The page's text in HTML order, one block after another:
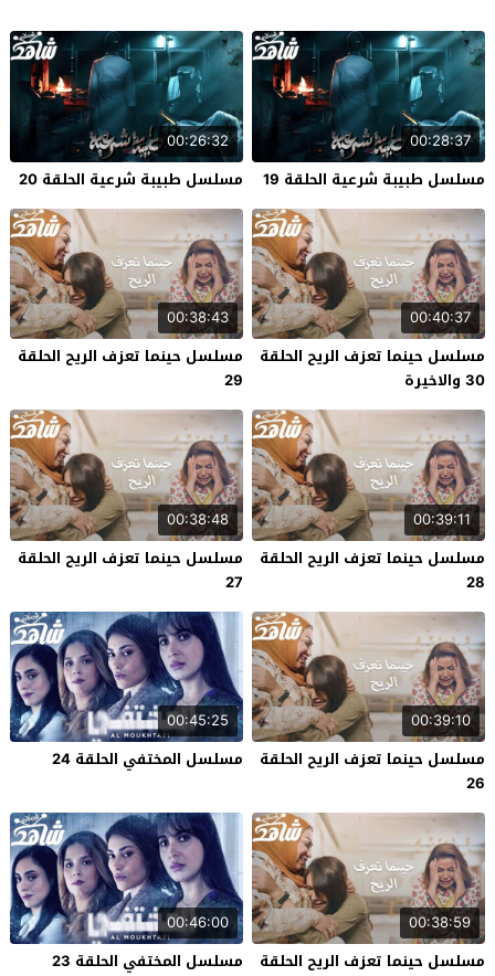
00:28:37
مسلسل طبيبة شرعية الحلقة 19
00:26:32
مسلسل طبيبة شرعية الحلقة 20
00:40:37
مسلسل حينما تعزف الريح الحلقة
30 والاخيرة
00:38:43
مسلسل حينما تعزف الريح الحلقة
29
00:39:11
مسلسل حينما تعزف الريح الحلقة
28
00:38:48
مسلسل حينما تعزف الريح الحلقة
27
00:39:10
مسلسل حينما تعزف الريح الحلقة
26
00:45:25
مسلسل المختفي الحلقة 24
00:38:59
مسلسل حينما تعزف الريح الحلقة
00:46:00
مسلسل المختفي الحلقة 23